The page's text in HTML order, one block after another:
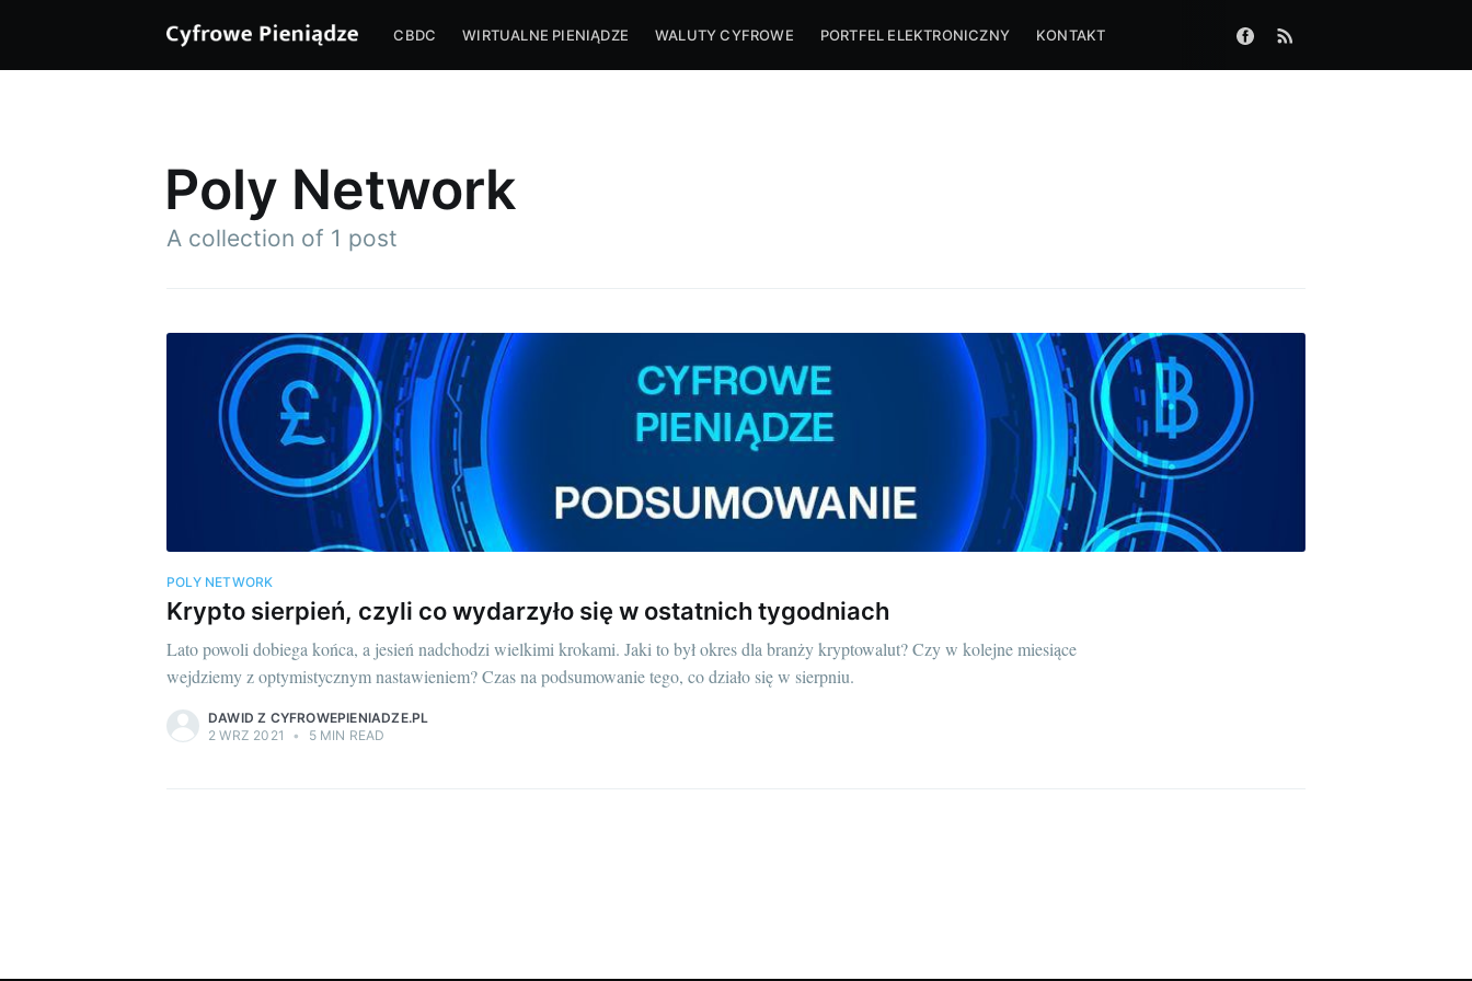
CBDC WIRTUALNE PIENIĄDZE WALUTY CYFROWE PORTFEL ELEKTRONICZNY KONTAKT
Poly Network
A collection of 1 post
POLY NETWORK
Krypto sierpień, czyli co wydarzyło się w ostatnich tygodniach
Lato powoli dobiega końca, a jesień nadchodzi wielkimi krokami. Jaki to był okres dla branży kryptowalut? Czy w kolejne miesiące
wejdziemy z optymistycznym nastawieniem? Czas na podsumowanie tego, co działo się w sierpniu.
DAWID Z CYFROWEPIENIADZE.PL
2 WRZ 2021
• 5 MIN READ